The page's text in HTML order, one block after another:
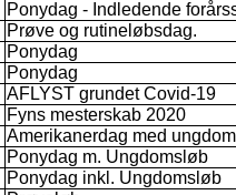
Ponydag - Indledende
Prøve og rutineløbsdag.
Ponydag
Ponydag
AFLYST grundet Covid-19
Fyns mesterskab 2020
Amerikanerdag med
Ponydag m. Ungdomsløb
Ponydag inkl. Ungdomsløb